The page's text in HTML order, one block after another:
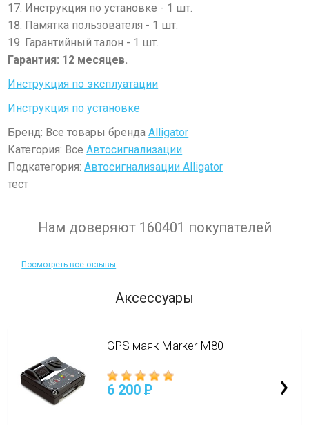
Инструкция по установке - 1 шт.
Памятка пользователя - 1 шт.
Гарантийный талон - 1 шт.
Гарантия: 12 месяцев.
Инструкция по эксплуатации
Инструкция по установке
Бренд: Все товары брендаAlligator
Категория: ВсеАвтосигнализации
Подкатегория:Автосигнализации Alligator
тест
Нам доверяют 160401 покупателей
Посмотреть все отзывы
Аксессуары
GPS маяк Marker M80
6 200 P